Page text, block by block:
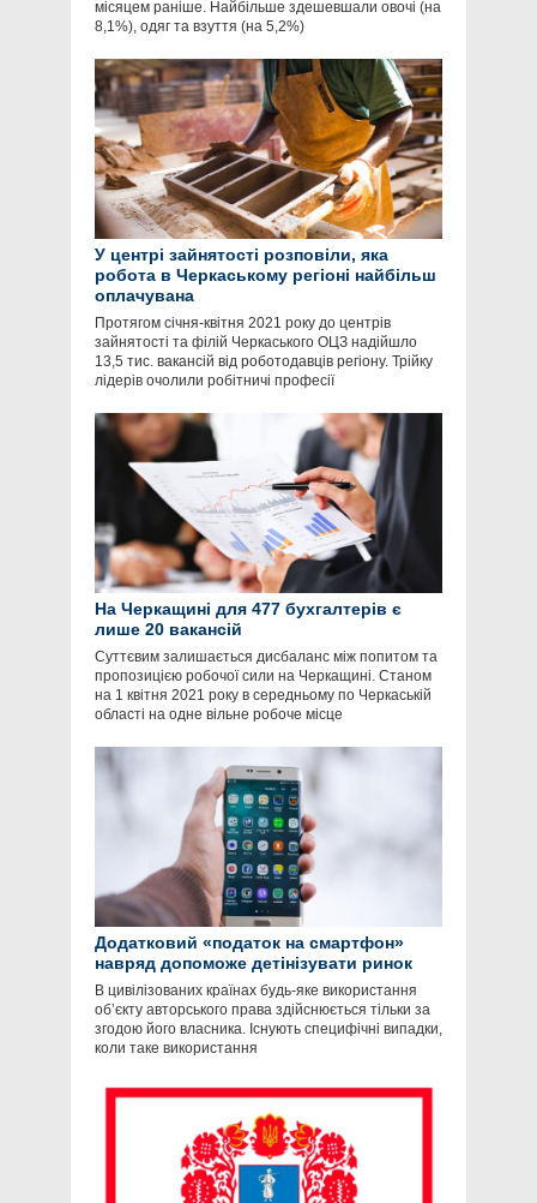
місяцем раніше. Найбільше здешевшали овочі (на
8,1%), одяг та взуття (на 5,2%)
У центрі зайнятості розповіли, яка
робота в Черкаському регіоні найбільш
оплачувана
Протягом січня-квітня 2021 року до центрів
зайнятості та філій Черкаського ОЦЗ надійшло
13,5 тис. вакансій від роботодавців регіону. Трійку
лідерів очолили робітничі професії
На Черкащині для 477 бухгалтерів є
лише 20 вакансій
Суттєвим залишається дисбаланс між попитом та
пропозицією робочої сили на Черкащині. Станом
на 1 квітня 2021 року в середньому по Черкаській
області на одне вільне робоче місце
Додатковий «податок на смартфон»
навряд допоможе детінізувати ринок
В цивілізованих країнах будь-яке використання
об’єкту авторського права здійснюється тільки за
згодою його власника. Існують специфічні випадки,
коли таке використання